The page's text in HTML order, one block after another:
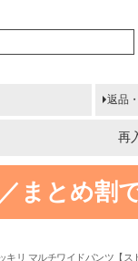
返品
再
まとめ割
キリ マルチワイドパンツ【